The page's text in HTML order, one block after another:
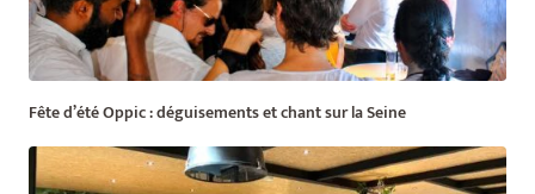
Fête d’été Oppic : déguisements et chant sur la Seine